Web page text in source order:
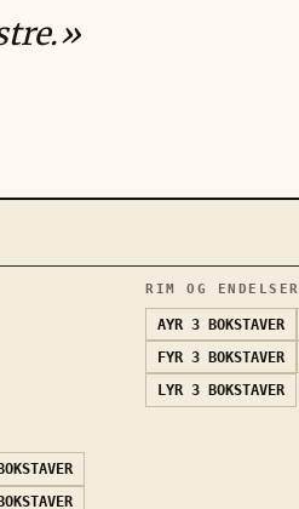
RIM OG ENDELSER
AYR 3 BOKSTAVER
FYR 3 BOKSTAVER
LYR 3 BOKSTAVER